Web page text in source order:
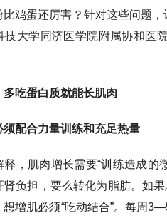
比鸡蛋还厉害？针对这些问题
技大学同济医学院附属协和医
多吃蛋白质就能长肌肉
须配合力量训练和充足热量
释，肌肉增长需要“训练造成的
负担，要么转化为脂肪。如
想增肌必须“吃动结合”。每周